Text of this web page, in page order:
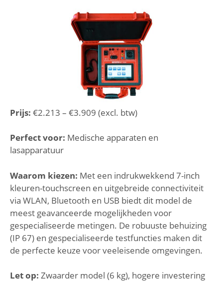
Prijs: €2.213 – €3.909 (excl. btw)
Perfect voor: Medische apparaten en
lasapparatuur
Waarom kiezen: Met een indrukwekkend 7-inch
kleuren-touchscreen en uitgebreide connectiviteit
via WLAN, Bluetooth en USB biedt dit model de
meest geavanceerde mogelijkheden voor
gespecialiseerde metingen. De robuuste behuizing
(IP 67) en gespecialiseerde testfuncties maken dit
de perfecte keuze voor veeleisende omgevingen.
Let op: Zwaarder model (6 kg), hogere investering